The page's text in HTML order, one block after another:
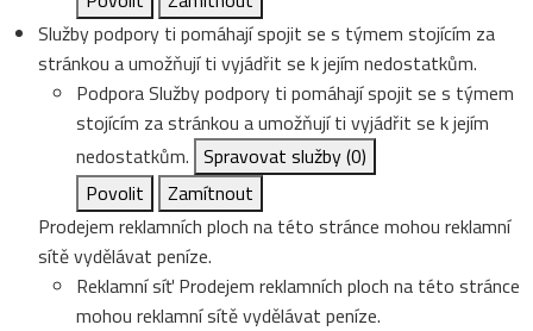
Služby podpory ti pomáhají spojit se s týmem stojícím za
stránkou a umožňují ti vyjádřit se k jejím nedostatkům.
PodporaSlužby podpory ti pomáhají spojit se s týmem
stojícím za stránkou a umožňují ti vyjádřit se k jejím
nedostatkům. Spravovat služby(0)
Povolit
Zamítnout
Prodejem reklamních ploch na této stránce mohou reklamní
sítě vydělávat peníze.
Reklamní síť Prodejem reklamních ploch na této stránce
mohou reklamní sítě vydělávat peníze.